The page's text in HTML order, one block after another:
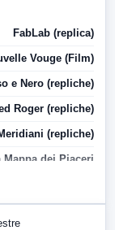
FabLab (replica)
Vouge (Film)
e Nero (repliche)
Roger (repliche)
(repliche)
Mappa dei Piaceri
LabNews (replica)